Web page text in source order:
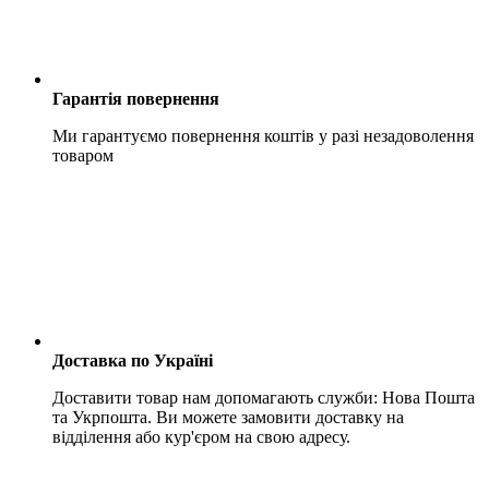
Гарантія повернення
Ми гарантуємо повернення коштів у разі незадоволення
товаром
Доставка по Україні
Доставити товар нам допомагають служби: Нова Пошта
та Укрпошта. Ви можете замовити доставку на
відділення або кур'єром на свою адресу.